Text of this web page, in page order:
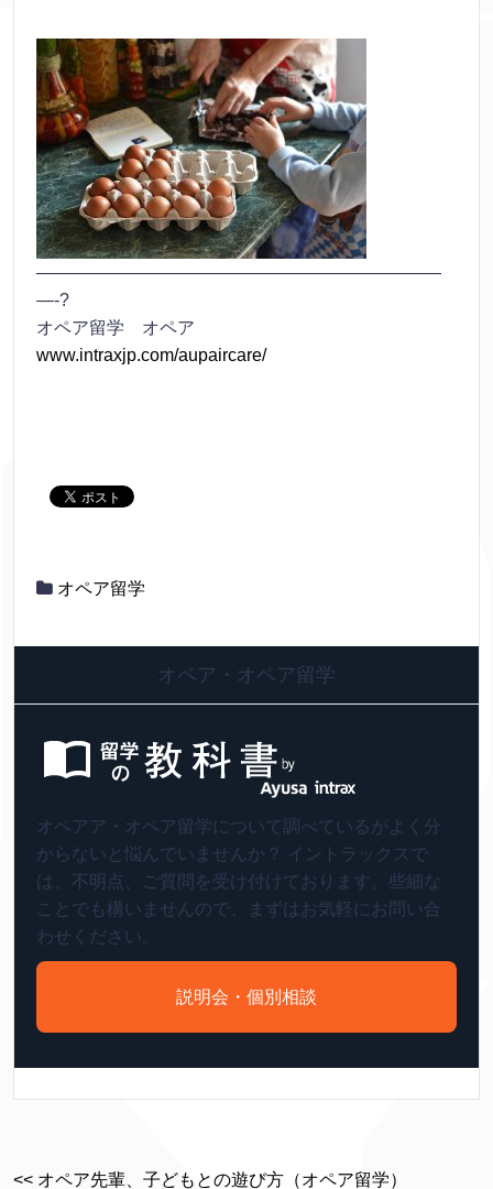
———————————————————————
—-?
オペア留学 オペア
www.intraxjp.com/aupaircare/
オペア留学
オペア・オペア留学
オペアア・オペア留学について調べているがよく分
からないと悩んでいませんか？ イントラックスで
は、不明点、ご質問を受け付けております。些細な
ことでも構いませんので、まずはお気軽にお問い合
わせください。
説明会・個別相談
<< オペア先輩、子どもとの遊び方（オペア留学）